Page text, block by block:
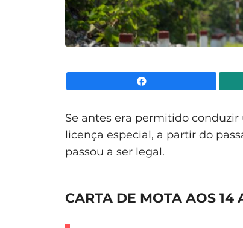
Se antes era permitido conduzir
licença especial, a partir do
passou a ser legal.
CARTA DE MOTA AOS 14